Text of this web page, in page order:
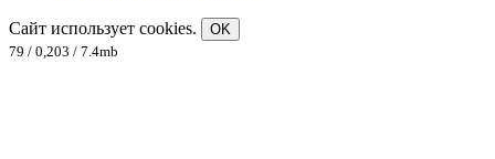
Сайт использует cookies.
OK
79 / 0,203 / 7.4mb